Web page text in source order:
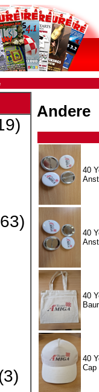
Andere
40
40
40
40
Cap